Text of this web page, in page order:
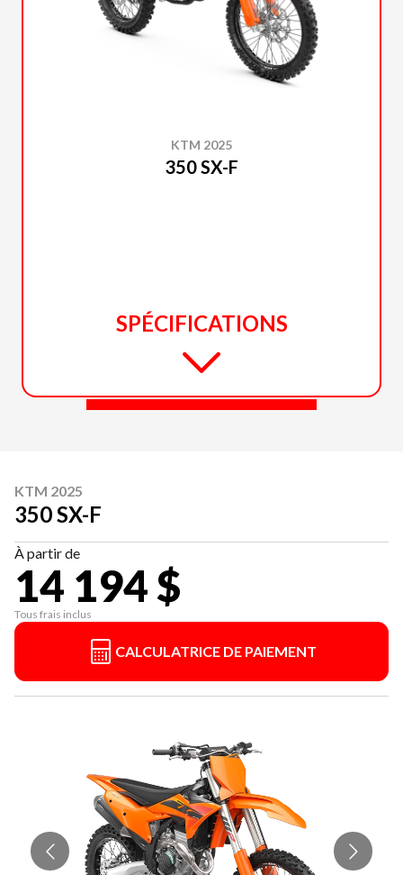
KTM 2025
350 SX-F
SPÉCIFICATIONS
KTM 2025
350 SX-F
À partir de
14 194 $
Tous frais inclus
CALCULATRICE DE PAIEMENT